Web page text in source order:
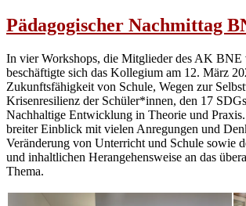
Pädagogischer Nachmittag
In vier Workshops, die Mitglieder des AK BNE
beschäftigte sich das Kollegium am 12. März
Zukunftsfähigkeit von Schule, Wegen zur
Krisenresilienz der Schüler*innen, den 17
Nachhaltige Entwicklung in Theorie und
breiter Einblick mit vielen Anregungen und
Veränderung von Unterricht und Schule sowie
und inhaltlichen Herangehensweise an das
Thema.